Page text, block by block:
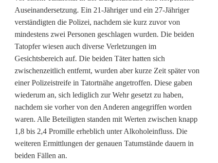
n
W
e
i
d
e
n
e
r
Auseinandersetzung. Ein 21-Jähriger und ein 27-Jähriger
verständigten die Polizei, nachdem sie kurz zuvor von
mindestens zwei Personen geschlagen wurden. Die beiden
Tatopfer wiesen auch diverse Verletzungen im
Gesichtsbereich auf. Die beiden Täter hatten sich
zwischenzeitlich entfernt, wurden aber kurze Zeit später von
einer Polizeistreife in Tatortnähe angetroffen. Diese gaben
wiederum an, sich lediglich zur Wehr gesetzt zu haben,
nachdem sie vorher von den Anderen angegriffen worden
waren. Alle Beteiligten standen mit Werten zwischen knapp
1,8 bis 2,4 Promille erheblich unter Alkoholeinfluss. Die
weiteren Ermittlungen der genauen Tatumstände dauern in
beiden Fällen an.